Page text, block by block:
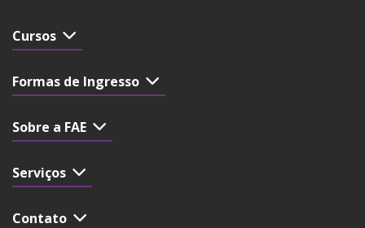
Cursos
Formas de Ingresso
Sobre a FAE
Serviços
Contato